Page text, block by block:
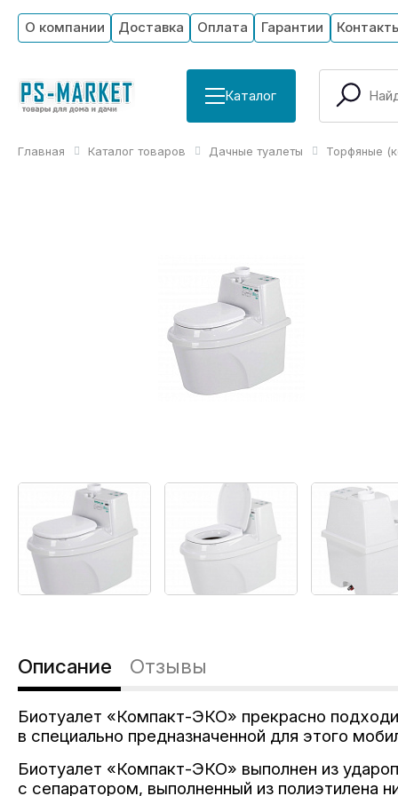
О компании Доставка Оплата Гарантии
Каталог
Главная Каталог товаров Дачные туалеты Торфяные
Описание Отзывы
Биотуалет «Компакт-ЭКО» прекрасно
в специально предназначенной для этого
Биотуалет «Компакт-ЭКО» выполнен из
с сепаратором, выполненный из полиэтилена